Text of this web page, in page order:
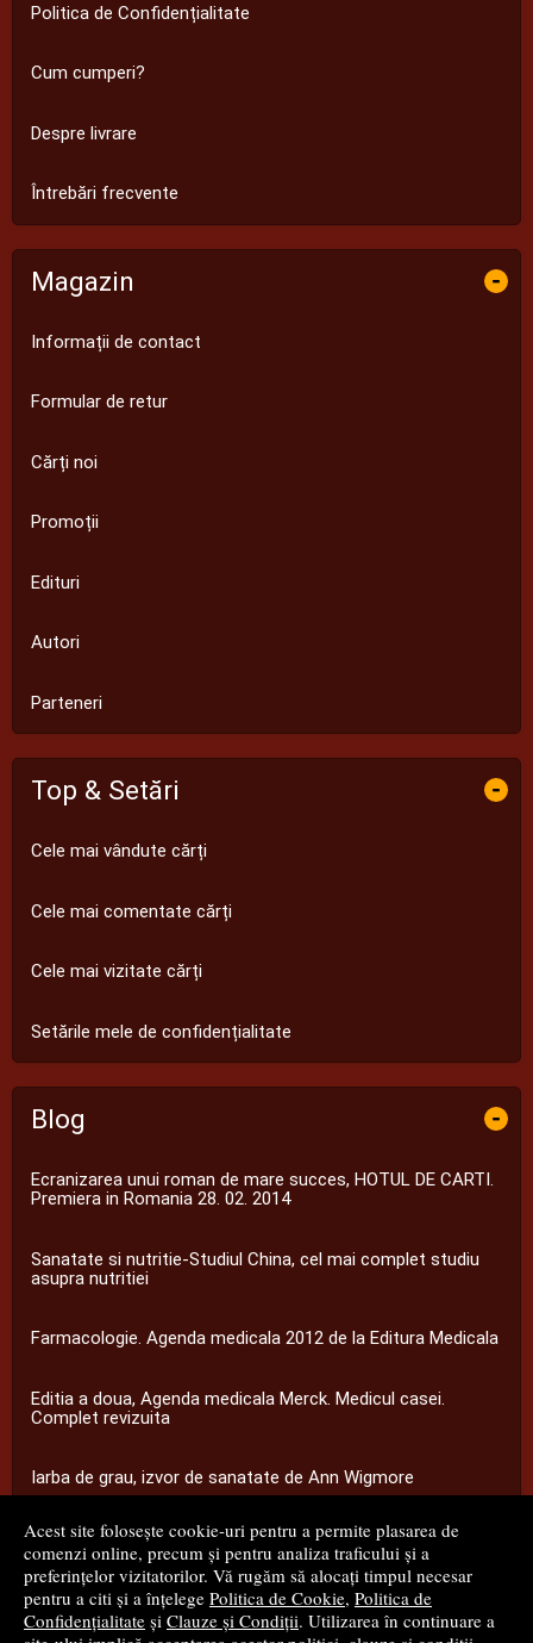
Acest site folosește cookie-uri pentru a permite plasarea de
comenzi online, precum și pentru analiza traficului și a
preferințelor vizitatorilor. Vă rugăm să alocați timpul necesar
pentru a citi și a înțelege Politica de Cookie, Politica de
Confidențialitate și Clauze și Condiții. Utilizarea în continuare a
Politica de Confidențialitate
Cum cumperi?
Despre livrare
Întrebări frecvente
Magazin -
Informații de contact
Formular de retur
Cărți noi
Promoții
Edituri
Autori
Parteneri
Top & Setări -
Cele mai vândute cărți
Cele mai comentate cărți
Cele mai vizitate cărți
Setările mele de confidențialitate
Blog -
Ecranizarea unui roman de mare succes, HOTUL DE CARTI.
Premiera in Romania 28. 02. 2014
Sanatate si nutritie-Studiul China, cel mai complet studiu
asupra nutritiei
Farmacologie. Agenda medicala 2012 de la Editura Medicala
Editia a doua, Agenda medicala Merck. Medicul casei.
Complet revizuita
Iarba de grau, izvor de sanatate de Ann Wigmore
...toate știrile
© 2008 - 2026S.C. M.G. Net Distribution S.R.L.